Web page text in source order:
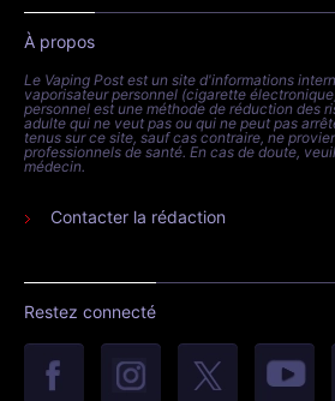
À propos
Le Vaping Post est un site d'informations
vaporisateur personnel (cigarette
personnel est une méthode de réduction des
adulte qui ne veut pas ou qui ne peut pas
tenus sur ce site, sauf cas contraire, ne
professionnels de santé. En cas de doute,
médecin.
Contacter la rédaction
Restez connecté